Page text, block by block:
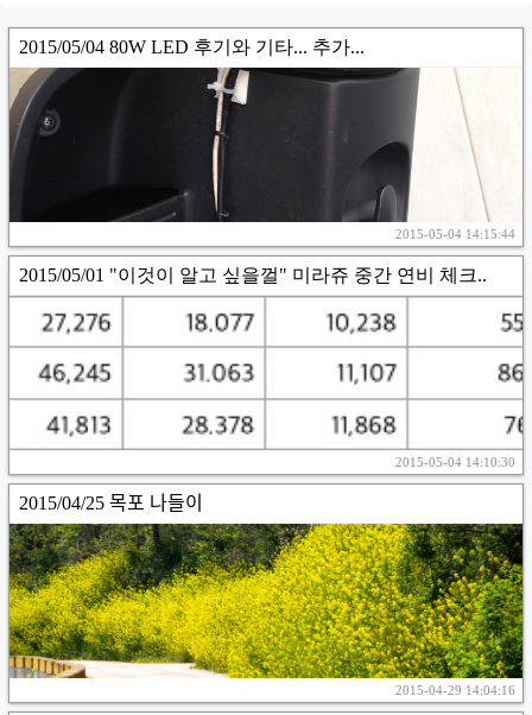
2015/05/04 80W LED 후기와 기타... 추가...
2015-05-04 14:15:44
2015/05/01 "이것이 알고 싶을껄" 미라쥬 중간 연비 체크..
2015-05-04 14:10:30
2015/04/25 목포 나들이
2015-04-29 14:04:16